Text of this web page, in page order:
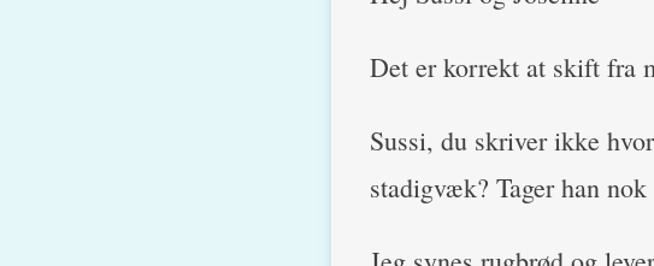
Det er korrekt at skift fra
Sussi, du skriver ikke
stadigvæk? Tager han